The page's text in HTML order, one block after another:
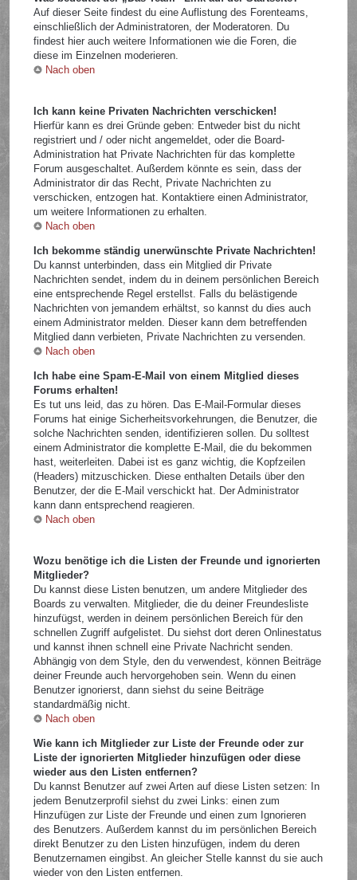
Auf dieser Seite findest du eine Auflistung des Forenteams,
einschließlich der Administratoren, der Moderatoren. Du
findest hier auch weitere Informationen wie die Foren, die
diese im Einzelnen moderieren.
Nach oben
Ich kann keine Privaten Nachrichten verschicken!
Hierfür kann es drei Gründe geben: Entweder bist du nicht
registriert und / oder nicht angemeldet, oder die Board-
Administration hat Private Nachrichten für das komplette
Forum ausgeschaltet. Außerdem könnte es sein, dass der
Administrator dir das Recht, Private Nachrichten zu
verschicken, entzogen hat. Kontaktiere einen Administrator,
um weitere Informationen zu erhalten.
Nach oben
Ich bekomme ständig unerwünschte Private Nachrichten!
Du kannst unterbinden, dass ein Mitglied dir Private
Nachrichten sendet, indem du in deinem persönlichen Bereich
eine entsprechende Regel erstellst. Falls du belästigende
Nachrichten von jemandem erhältst, so kannst du dies auch
einem Administrator melden. Dieser kann dem betreffenden
Mitglied dann verbieten, Private Nachrichten zu versenden.
Nach oben
Ich habe eine Spam-E-Mail von einem Mitglied dieses
Forums erhalten!
Es tut uns leid, das zu hören. Das E-Mail-Formular dieses
Forums hat einige Sicherheitsvorkehrungen, die Benutzer, die
solche Nachrichten senden, identifizieren sollen. Du solltest
einem Administrator die komplette E-Mail, die du bekommen
hast, weiterleiten. Dabei ist es ganz wichtig, die Kopfzeilen
(Headers) mitzuschicken. Diese enthalten Details über den
Benutzer, der die E-Mail verschickt hat. Der Administrator
kann dann entsprechend reagieren.
Nach oben
Wozu benötige ich die Listen der Freunde und ignorierten
Mitglieder?
Du kannst diese Listen benutzen, um andere Mitglieder des
Boards zu verwalten. Mitglieder, die du deiner Freundesliste
hinzufügst, werden in deinem persönlichen Bereich für den
schnellen Zugriff aufgelistet. Du siehst dort deren Onlinestatus
und kannst ihnen schnell eine Private Nachricht senden.
Abhängig von dem Style, den du verwendest, können Beiträge
deiner Freunde auch hervorgehoben sein. Wenn du einen
Benutzer ignorierst, dann siehst du seine Beiträge
standardmäßig nicht.
Nach oben
Wie kann ich Mitglieder zur Liste der Freunde oder zur
Liste der ignorierten Mitglieder hinzufügen oder diese
wieder aus den Listen entfernen?
Du kannst Benutzer auf zwei Arten auf diese Listen setzen: In
jedem Benutzerprofil siehst du zwei Links: einen zum
Hinzufügen zur Liste der Freunde und einen zum Ignorieren
des Benutzers. Außerdem kannst du im persönlichen Bereich
direkt Benutzer zu den Listen hinzufügen, indem du deren
Benutzernamen eingibst. An gleicher Stelle kannst du sie auch
wieder von den Listen entfernen.